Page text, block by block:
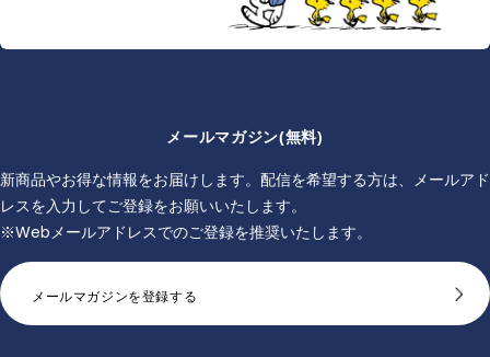
メールマガジン(無料)
新商品やお得な情報をお届けします。配信を希望する方は、メールアド
レスを入力してご登録をお願いいたします。
※Webメールアドレスでのご登録を推奨いたします。
メールマガジンを登録する